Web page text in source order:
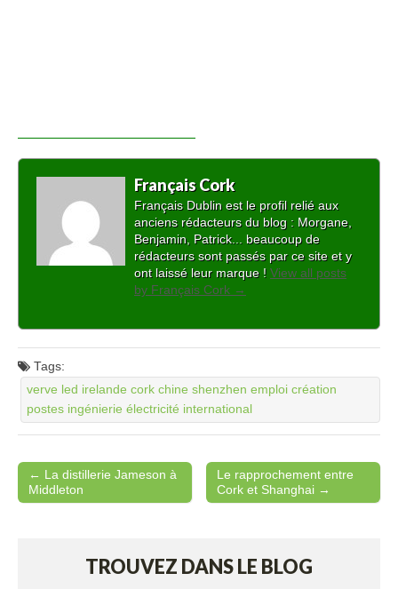
Français Cork
Français Dublin est le profil relié aux
anciens rédacteurs du blog : Morgane,
Benjamin, Patrick... beaucoup de
rédacteurs sont passés par ce site et y
ont laissé leur marque ! View all posts
by Français Cork →
Tags:
verve led irelande cork chine shenzhen emploi création
postes ingénierie électricité international
Post navigation
← La distillerie Jameson à
Middleton
Le rapprochement entre
Cork et Shanghai →
TROUVEZ DANS LE BLOG